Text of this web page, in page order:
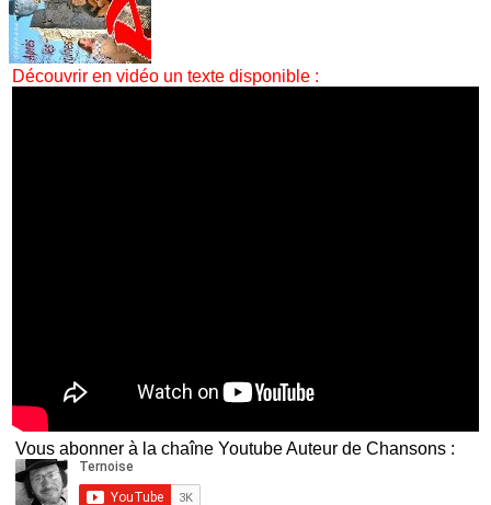
Découvrir en vidéo un texte disponible :
Vous abonner à la chaîne Youtube Auteur de Chansons :